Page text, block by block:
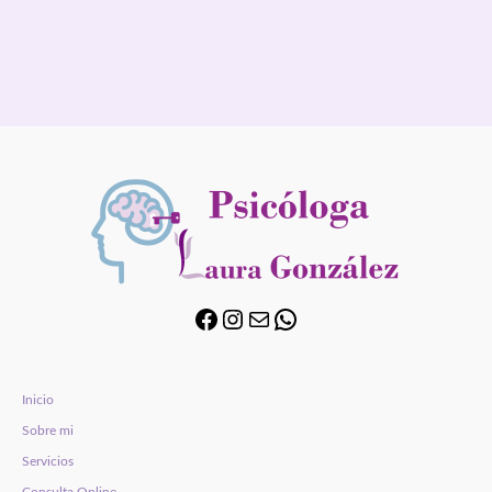
Inicio
Sobre mi
Servicios